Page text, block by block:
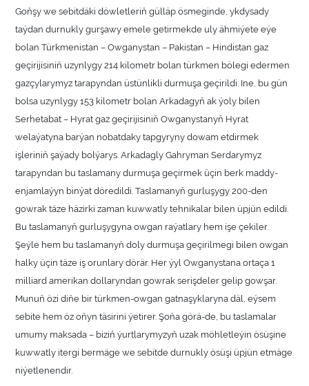
Goňşy we sebitdäki döwletleriň gülläp ösmeginde, ykdysady
taýdan durnukly gurşawy emele getirmekde uly ähmiýete eýe
bolan Türkmenistan – Owganystan – Pakistan – Hindistan gaz
geçirijisiniň uzynlygy 214 kilometr bolan türkmen bölegi edermen
gazçylarymyz tarapyndan üstünlikli durmuşa geçirildi. Ine, bu gün
bolsa uzynlygy 153 kilometr bolan Arkadagyň ak ýoly bilen
Serhetabat – Hyrat gaz geçirijisiniň Owganystanyň Hyrat
welaýatyna barýan nobatdaky tapgyryny dowam etdirmek
işleriniň şaýady bolýarys. Arkadagly Gahryman Serdarymyz
tarapyndan bu taslamany durmuşa geçirmek üçin berk maddy-
enjamlaýyn binýat döredildi. Taslamanyň gurluşygy 200-den
gowrak täze häzirki zaman kuwwatly tehnikalar bilen üpjün edildi.
Bu taslamanyň gurluşygyna owgan raýatlary hem işe çekiler.
Şeýle hem bu taslamanyň doly durmuşa geçirilmegi bilen owgan
halky üçin täze iş orunlary dörär. Her ýyl Owganystana ortaça 1
milliard amerikan dollaryndan gowrak serişdeler gelip gowşar.
Munuň özi diňe bir türkmen-owgan gatnaşyklaryna däl, eýsem
sebite hem öz oňyn täsirini ýetirer. Şoňa görä-de, bu taslamalar
umumy maksada – biziň ýurtlarymyzyň uzak möhletleýin ösüşine
kuwwatly itergi bermäge we sebitde durnukly ösüşi üpjün etmäge
niýetlenendir.